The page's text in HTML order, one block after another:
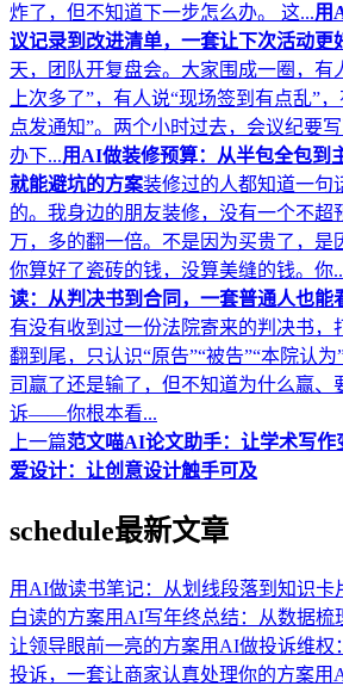
炸了，但不知道下一步怎么办。 这...用
议记录到改进清单，一套让下次活动更
天，团队开复盘会。大家围成一圈，有
上次多了”，有人说“现场签到有点乱”
点发通知”。两个小时过去，会议纪要
办下...用AI做装修预算：从半包全包到
就能避坑的方案装修过的人都知道一句
的。我身边的朋友装修，没有一个不超
万，多的翻一倍。不是因为买贵了，是
你算好了瓷砖的钱，没算美缝的钱。你
读：从判决书到合同，一套普通人也能
有没有收到过一份法院寄来的判决书，
翻到尾，只认识“原告”“被告”“本院认
司赢了还是输了，但不知道为什么赢、
诉——你根本看...
上一篇范文喵AI论文助手：让学术写作
爱设计：让创意设计触手可及
schedule最新文章
用AI做读书笔记：从划线段落到知识卡
白读的方案用AI写年终总结：从数据梳
让领导眼前一亮的方案用AI做投诉维权
投诉，一套让商家认真处理你的方案用